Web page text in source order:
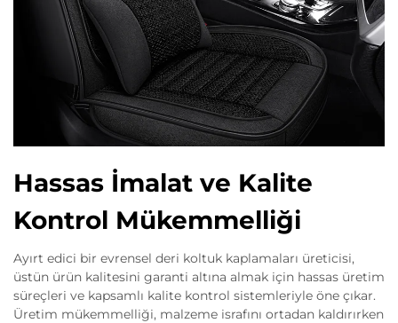
Hassas İmalat ve Kalite
Kontrol Mükemmelliği
Ayırt edici bir evrensel deri koltuk kaplamaları üreticisi,
üstün ürün kalitesini garanti altına almak için hassas üretim
süreçleri ve kapsamlı kalite kontrol sistemleriyle öne çıkar.
Üretim mükemmelliği, malzeme israfını ortadan kaldırırken